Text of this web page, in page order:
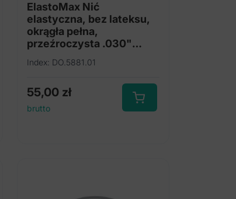
ElastoMax Nić
elastyczna, bez lateksu,
okrągła pełna,
przeźroczysta .030"
Index: DO.5881.01
55,00 zł
brutto